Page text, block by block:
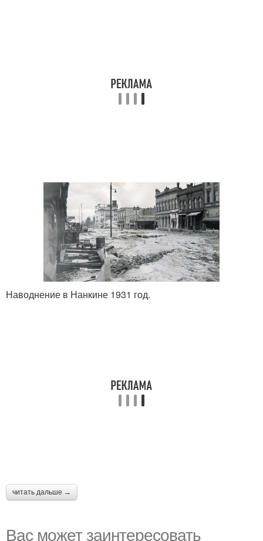
Наводнение в Нанкине 1931 год.
читать дальше →
Вас может заинтересовать